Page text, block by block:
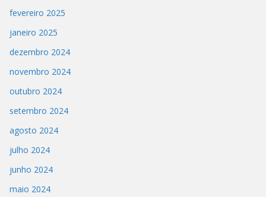
fevereiro 2025
janeiro 2025
dezembro 2024
novembro 2024
outubro 2024
setembro 2024
agosto 2024
julho 2024
junho 2024
maio 2024